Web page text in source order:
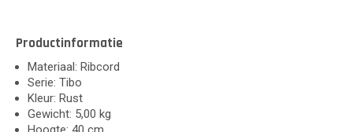
Productinformatie
Materiaal: Ribcord
Serie: Tibo
Kleur: Rust
Gewicht: 5,00 kg